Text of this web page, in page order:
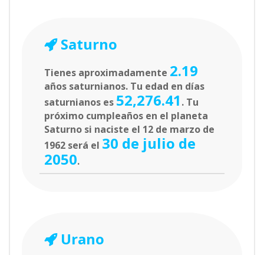
Saturno
Tienes aproximadamente 2.19
años saturnianos. Tu edad en días
saturnianos es 52,276.41 . Tu
próximo cumpleaños en el planeta
Saturno si naciste el 12 de marzo de
1962 será el 30 de julio de
2050.
Urano